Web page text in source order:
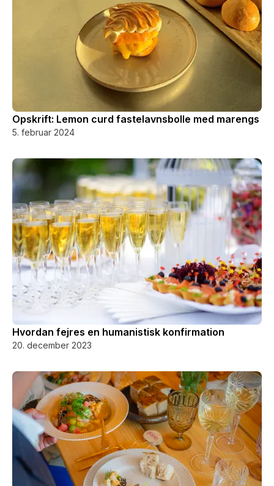
Opskrift: Lemon curd fastelavnsbolle med marengs
5. februar 2024
Hvordan fejres en humanistisk konfirmation
20. december 2023